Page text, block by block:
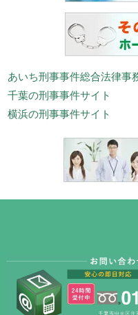
あいち刑事事件総合法律事
千葉の刑事事件サイト
横浜の刑事事件サイト